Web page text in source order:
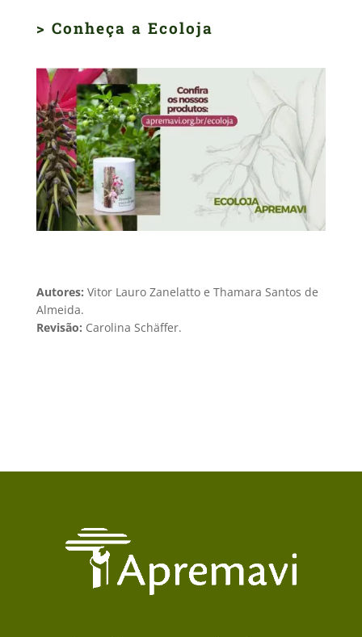
> Conheça a Ecoloja
Autores: Vitor Lauro Zanelatto e Thamara Santos de
Almeida.
Revisão: Carolina Schäffer.